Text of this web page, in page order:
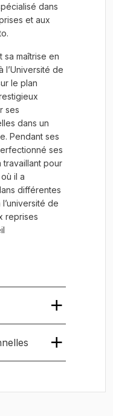
dans
et aux
sa maîtrise en
l’Université de
le plan
ses
dans un
Pendant ses
ses
pour
il a
différentes
de
reprises